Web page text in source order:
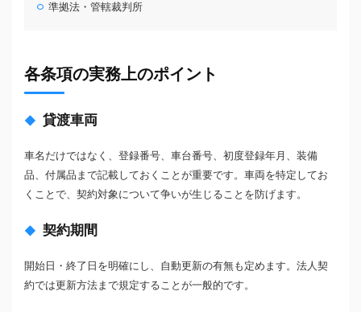
準拠法・管轄裁判所
各条項の実務上のポイント
貸渡車両
車名だけではなく、登録番号、車台番号、初度登録年月、装備
品、付属品まで記載しておくことが重要です。車両を特定してお
くことで、契約対象について争いが生じることを防げます。
契約期間
開始日・終了日を明確にし、自動更新の有無も定めます。法人契
約では更新方法まで規定することが一般的です。